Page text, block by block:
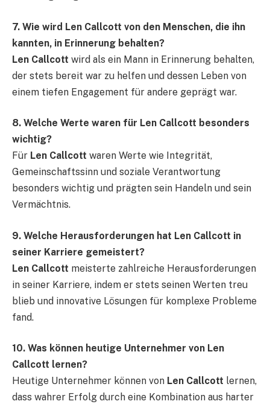
7. Wie wird Len Callcott von den Menschen, die ihn
kannten, in Erinnerung behalten?
Len Callcott wird als ein Mann in Erinnerung behalten,
der stets bereit war zu helfen und dessen Leben von
einem tiefen Engagement für andere geprägt war.
8. Welche Werte waren für Len Callcott besonders
wichtig?
Für Len Callcott waren Werte wie Integrität,
Gemeinschaftssinn und soziale Verantwortung
besonders wichtig und prägten sein Handeln und sein
Vermächtnis.
9. Welche Herausforderungen hat Len Callcott in
seiner Karriere gemeistert?
Len Callcott meisterte zahlreiche Herausforderungen
in seiner Karriere, indem er stets seinen Werten treu
blieb und innovative Lösungen für komplexe Probleme
fand.
10. Was können heutige Unternehmer von Len
Callcott lernen?
Heutige Unternehmer können von Len Callcott lernen,
dass wahrer Erfolg durch eine Kombination aus harter